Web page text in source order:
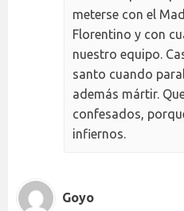
meterse con el
Florentino y con
nuestro equipo.
santo cuando
además mártir.
confesados,
infiernos.
Goyo